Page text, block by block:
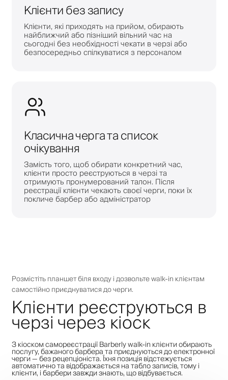
Клієнти без запису
Клієнти, які приходять на прийом, обирають
найближчий або пізніший вільний час на
сьогодні без необхідності чекати в черзі або
безпосередньо спілкуватися з персоналом
Класична черга та список
очікування
Замість того, щоб обирати конкретний час,
клієнти просто реєструються в черзі та
отримують пронумерований талон. Після
реєстрації клієнти чекають своєї черги, поки їх
покличе барбер або адміністратор
Розмістіть планшет біля входу і дозвольте walk-in клієнтам
самостійно приєднуватися до черги.
Клієнти реєструються в
черзі через кіоск
З кіоском самореєстрації Barberly walk-in клієнти обирають
послугу, бажаного барбера та приєднуються до електронної
черги — без рецепціоніста. Їхня позиція відстежується
автоматично та відображається на табло записів, тому і
клієнти, і барбери завжди знають, що відбувається.